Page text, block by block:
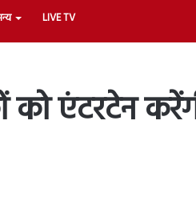
LIVE TV
को एंटरटेन